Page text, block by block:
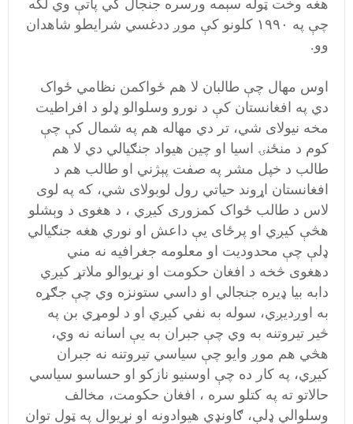
هغه وخت ټوله سېمه ورسره جنجال کي پاتې وي لکه
چې په ۱۹۹۰ کلونو کې موږ ددغسي شرایطو شاهدان
وو.
اوس مهال چې طالبان لا هم ځواکمن نظامي ځواک
دي په افغانستان کې د نورو وسلوالو ډلو د افراطیت
مخه نیولای شي، تر دي مهاله هم په شمال کې چې
کوم د منځنۍ اسیا او چین هیواد جنګیالي دي لا هم
طالب د خپل مشر په صفت پېژني او طالب هم د
افغانستان اړوند حیاتي رول لوبولای شي، که په لوی
لاس د طالب ځواک کمزوری کیږي ، د هغوی د وېشلو
هڅې کيږي او پرځای يې داعش او نوري هغه جنګیالي
ډلې چې محدودیت او معلومه جغرافیه نه مني
دهغوی څخه د افغان حکومت او نړیوالو ملاتړ کیږي
دابه بیا ډیره جنجالي او داسي ستونزه وي چې جګړه
به اوږديږي، سوله به نفي کيږي او د لومړي بن په
څیر تیروتنه به وي چې جبران به يې اسانه نه وي،
هڅي هم موږ وایو چې سیاسي تیروتنه نه جبران
کیږي، په کار ده چې اوسنيو نازکو او حساسو سیاسي
حالاتو ته په کتلو سره ، افغان حکومت، مخالف
وسلوالي ډلې، ګاونډي هیوادونه او نړیوال په ټول توان